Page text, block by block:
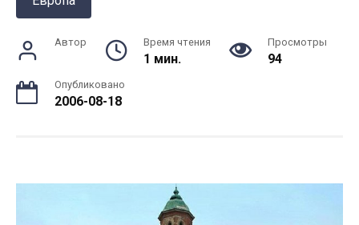
Автор Время чтения
1 мин.
Просмотры
94
Опубликовано
2006-08-18